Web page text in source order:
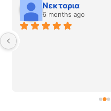
Νεκταρια
6 months ago